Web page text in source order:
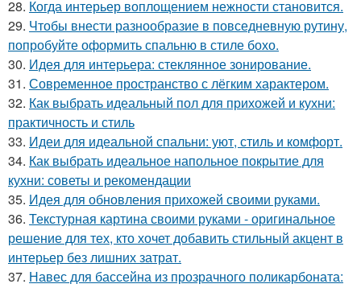
28. Когда интерьер воплощением нежности становится.
29. Чтобы внести разнообразие в повседневную рутину,
попробуйте оформить спальню в стиле бохо.
30. Идея для интерьера: стеклянное зонирование.
31. Современное пространство с лёгким характером.
32. Как выбрать идеальный пол для прихожей и кухни:
практичность и стиль
33. Идеи для идеальной спальни: уют, стиль и комфорт.
34. Как выбрать идеальное напольное покрытие для
кухни: советы и рекомендации
35. Идея для обновления прихожей своими руками.
36. Текстурная картина своими руками - оригинальное
решение для тех, кто хочет добавить стильный акцент в
интерьер без лишних затрат.
37. Навес для бассейна из прозрачного поликарбоната: